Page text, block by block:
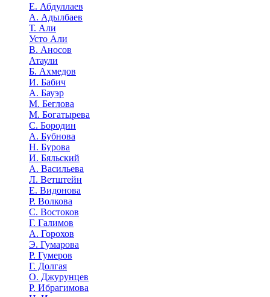
Е. Абдуллаев
А. Адылбаев
Т. Али
Усто Али
В. Аносов
Атаули
Б. Ахмедов
И. Бабич
А. Бауэр
М. Беглова
М. Богатырева
С. Бородин
А. Бубнова
Н. Бурова
И. Бяльский
А. Васильева
Л. Ветштейн
Е. Видонова
Р. Волкова
С. Востоков
Г. Галимов
А. Горохов
Э. Гумарова
Р. Гумеров
Г. Долгая
О. Джурунцев
Р. Ибрагимова